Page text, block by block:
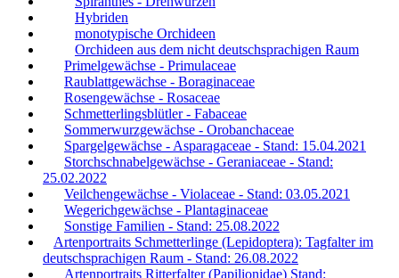
Hybriden
monotypische Orchideen
Orchideen aus dem nicht deutschsprachigen Raum
Primelgewächse - Primulaceae
Raublattgewächse - Boraginaceae
Rosengewächse - Rosaceae
Schmetterlingsblütler - Fabaceae
Sommerwurzgewächse - Orobanchaceae
Spargelgewächse - Asparagaceae - Stand: 15.04.2021
Storchschnabelgewächse - Geraniaceae - Stand:
25.02.2022
Veilchengewächse - Violaceae - Stand: 03.05.2021
Wegerichgewächse - Plantaginaceae
Sonstige Familien - Stand: 25.08.2022
Artenportraits Schmetterlinge (Lepidoptera): Tagfalter im
deutschsprachigen Raum - Stand: 26.08.2022
Artenportraits Ritterfalter (Papilionidae) Stand: